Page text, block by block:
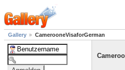
Gallery CamerooneVisaforGerman